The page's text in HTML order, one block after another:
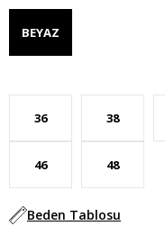
BEYAZ
36 38
46 48
Beden Tablosu